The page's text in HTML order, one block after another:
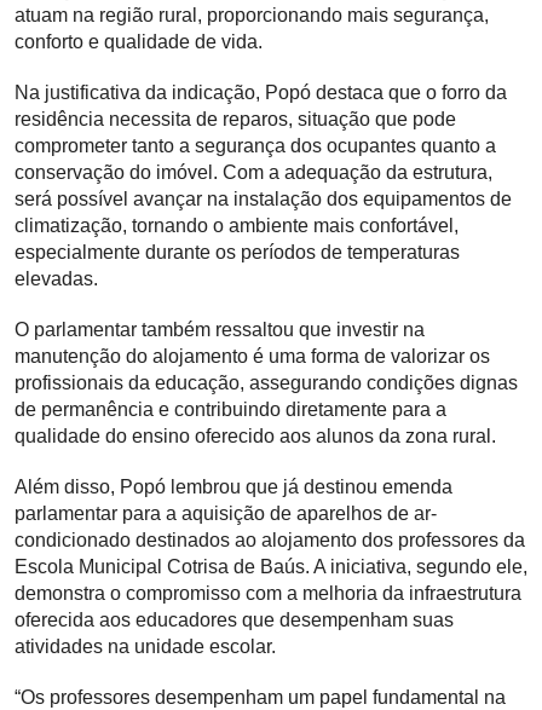
atuam na região rural, proporcionando mais segurança,
conforto e qualidade de vida.
Na justificativa da indicação, Popó destaca que o forro da
residência necessita de reparos, situação que pode
comprometer tanto a segurança dos ocupantes quanto a
conservação do imóvel. Com a adequação da estrutura,
será possível avançar na instalação dos equipamentos de
climatização, tornando o ambiente mais confortável,
especialmente durante os períodos de temperaturas
elevadas.
O parlamentar também ressaltou que investir na
manutenção do alojamento é uma forma de valorizar os
profissionais da educação, assegurando condições dignas
de permanência e contribuindo diretamente para a
qualidade do ensino oferecido aos alunos da zona rural.
Além disso, Popó lembrou que já destinou emenda
parlamentar para a aquisição de aparelhos de ar-
condicionado destinados ao alojamento dos professores da
Escola Municipal Cotrisa de Baús. A iniciativa, segundo ele,
demonstra o compromisso com a melhoria da infraestrutura
oferecida aos educadores que desempenham suas
atividades na unidade escolar.
“Os professores desempenham um papel fundamental na